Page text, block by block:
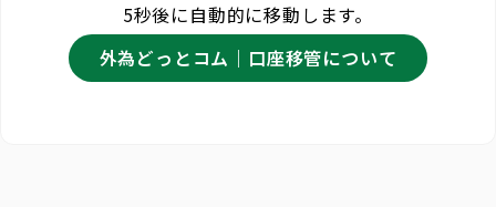
5秒後に自動的に移動します。
外為どっとコム｜口座移管について